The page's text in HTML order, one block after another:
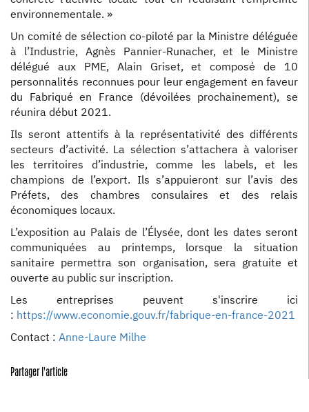
environnementale. »
Un comité de sélection co-piloté par la Ministre déléguée
à l’Industrie, Agnès Pannier-Runacher, et le Ministre
délégué aux PME, Alain Griset, et composé de 10
personnalités reconnues pour leur engagement en faveur
du Fabriqué en France (dévoilées prochainement), se
réunira début 2021.
Ils seront attentifs à la représentativité des différents
secteurs d’activité. La sélection s’attachera à valoriser
les territoires d’industrie, comme les labels, et les
champions de l’export. Ils s’appuieront sur l’avis des
Préfets, des chambres consulaires et des relais
économiques locaux.
L’exposition au Palais de l’Élysée, dont les dates seront
communiquées au printemps, lorsque la situation
sanitaire permettra son organisation, sera gratuite et
ouverte au public sur inscription.
Les entreprises peuvent s'inscrire ici
: https://www.economie.gouv.fr/fabrique-en-france-2021
Contact : Anne-Laure Milhe
Partager l'article